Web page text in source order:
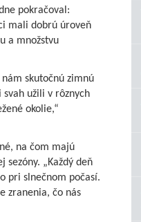
pokračoval:
mali dobrú úroveň
a množstvu
skutočnú zimnú
užili v rôznych
okolie,“
na čom majú
„Každý deň
pri slnečnom počasí.
zranenia, čo nás